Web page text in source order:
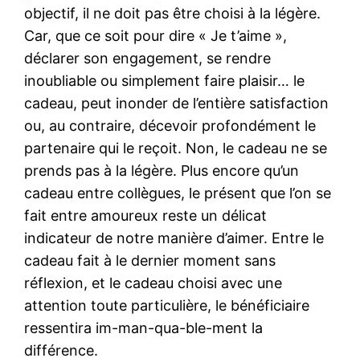
objectif, il ne doit pas être choisi à la légère.
Car, que ce soit pour dire « Je t’aime »,
déclarer son engagement, se rendre
inoubliable ou simplement faire plaisir… le
cadeau, peut inonder de l’entière satisfaction
ou, au contraire, décevoir profondément le
partenaire qui le reçoit. Non, le cadeau ne se
prends pas à la légère. Plus encore qu’un
cadeau entre collègues, le présent que l’on se
fait entre amoureux reste un délicat
indicateur de notre manière d’aimer. Entre le
cadeau fait à le dernier moment sans
réflexion, et le cadeau choisi avec une
attention toute particulière, le bénéficiaire
ressentira im-man-qua-ble-ment la
différence.